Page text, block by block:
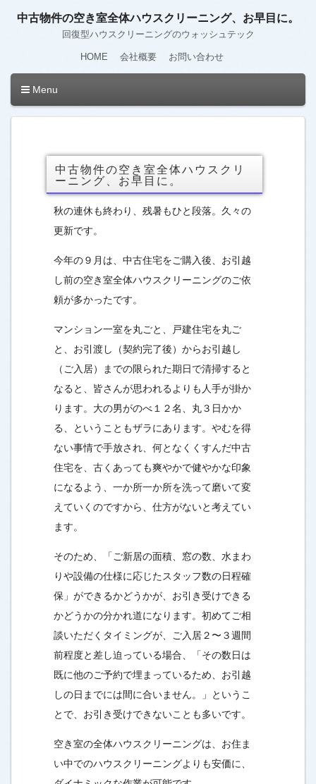
中古物件の空き室全体ハウスクリーニング、お早目に。
回復型ハウスクリーニングのウォッシュテック
HOME 会社概要 お問い合わせ
Menu
中古物件の空き室全体ハウスクリ
ーニング、お早目に。
秋の連休も終わり、残暑もひと段落。久々の
更新です。
今年の９月は、中古住宅をご購入後、お引越
し前の空き室全体ハウスクリーニングのご依
頼が多かったです。
マンション一室を丸ごと、戸建住宅を丸ご
と、お引渡し（契約完了後）からお引越し
（ご入居）までの限られた期日で清掃すると
なると、皆さんが思われるよりも人手が掛か
ります。大の男がのべ１２名、丸３日かか
る、ということもザラにあります。やむを得
ない事情で手放され、何となくくすんだ中古
住宅を、古くあっても爽やかで健やかな印象
になるよう、一か所一か所を洗って磨いて変
えていくのですから、仕方がないと考えてい
ます。
そのため、「ご新居の面積、窓の数、水まわ
りや設備の仕様に応じたスタッフ数の日程確
保」ができるかどうかが、お引き受けできる
かどうかの分かれ道になります。初めてご相
談いただくタイミングが、ご入居２〜３週間
前程度と差し迫っている場合、「その数日は
既に他のご予約で埋まっているため、お引越
しの日までには間に合いません。」というこ
とで、お引き受けできないことも多いです。
空き室の全体ハウスクリーニングは、お住ま
い中でのハウスクリーニングよりも安価に、